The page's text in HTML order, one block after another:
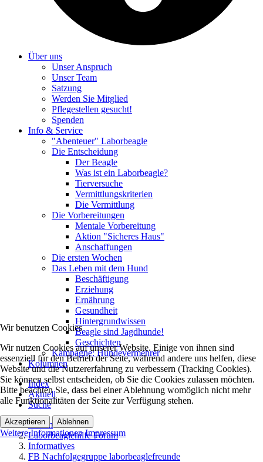
Über uns
Unser Anspruch
Unser Team
Satzung
Werden Sie Mitglied
Pflegestellen gesucht!
Spenden
Info & Service
"Abenteuer" Laborbeagle
Die Entscheidung
Der Beagle
Was ist ein Laborbeagle?
Tierversuche
Vermittlungskriterien
Die Vermittlung
Die Vorbereitungen
Mentale Vorbereitung
Aktion "Sicheres Haus"
Anschaffungen
Die ersten Wochen
Das Leben mit dem Hund
Beschäftigung
Erziehung
Ernährung
Gesundheit
Hintergrundwissen
Beagle sind Jagdhunde!
Geschichten
Kampagne: Hundevermehrer
Kolumnen
Index
Aktuell
Suche
Forum
Laborbeaglehilfe Forum
Informatives
FB Nachfolgegruppe laborbeaglefreunde
Wir benutzen Cookies
Wir nutzen Cookies auf unserer Website. Einige von ihnen sind
essenziell für den Betrieb der Seite, während andere uns helfen, diese
Website und die Nutzererfahrung zu verbessern (Tracking Cookies).
Sie können selbst entscheiden, ob Sie die Cookies zulassen möchten.
Bitte beachten Sie, dass bei einer Ablehnung womöglich nicht mehr
alle Funktionalitäten der Seite zur Verfügung stehen.
Akzeptieren Ablehnen
Weitere Informationen Impressum